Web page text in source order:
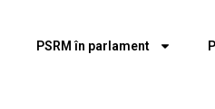
PSRM în parlament